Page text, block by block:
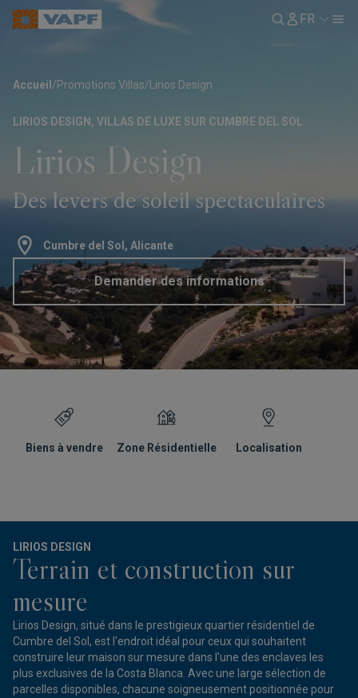
FR
Accueil /Promotions Villas/ Lirios Design
LIRIOS DESIGN, VILLAS DE LUXE SUR CUMBRE DEL SOL
Lirios Design
Des levers de soleil spectaculaires
Cumbre del Sol, Alicante
Demander des informations
Biens à vendre Zone Résidentielle Localisation
LIRIOS DESIGN
Terrain et construction sur
mesure
Lirios Design, situé dans le prestigieux quartier résidentiel de
Cumbre del Sol, est l'endroit idéal pour ceux qui souhaitent
construire leur maison sur mesure dans l'une des enclaves les
plus exclusives de la Costa Blanca. Avec une large sélection de
parcelles disponibles, chacune soigneusement positionnée pour